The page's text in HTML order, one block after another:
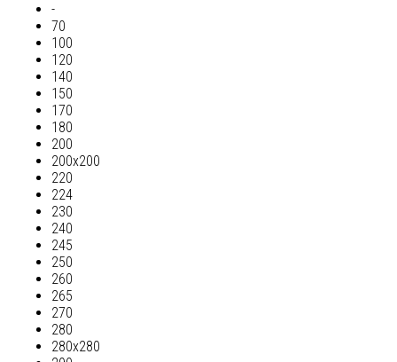
-
70
100
120
140
150
170
180
200
200х200
220
224
230
240
245
250
260
265
270
280
280х280